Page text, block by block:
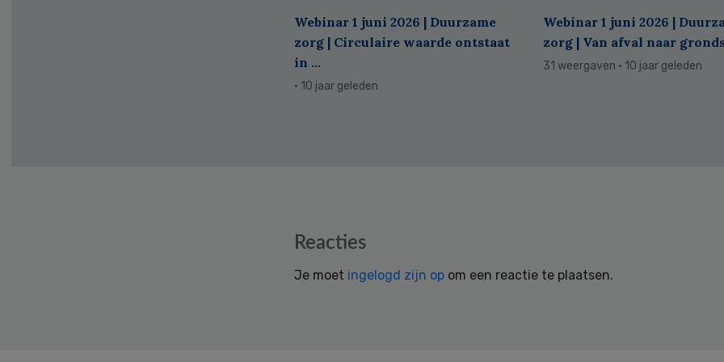
Webinar 1 juni 2026 | Duurzame
zorg | Circulaire waarde ontstaat
in ...
· 10 jaar geleden
Webinar 1 juni 2026 |
zorg | Van afval naar
31 weergaven · 10 jaar geleden
Reacties
Je moet ingelogd zijn op om een reactie te plaatsen.